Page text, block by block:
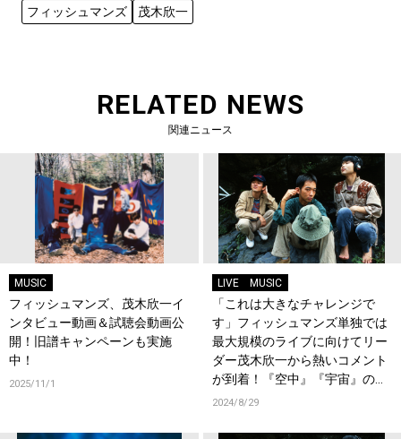
フィッシュマンズ 茂木欣一
RELATED NEWS
関連ニュース
MUSIC
フィッシュマンズ、茂木欣一イ
ンタビュー動画＆試聴会動画公
開！旧譜キャンペーンも実施
中！
2025/11/1
LIVE MUSIC
「これは大きなチャレンジで
す」フィッシュマンズ単独では
最大規模のライブに向けてリー
ダー茂木欣一から熱いコメント
が到着！『空中』『宇宙』の配
信もスタート！
2024/8/29